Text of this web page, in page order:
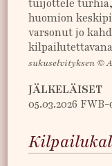
tuijottele
huomion
varsonut jo
sukuselvityksen ©
JÄLKELÄISET
05.03.2026